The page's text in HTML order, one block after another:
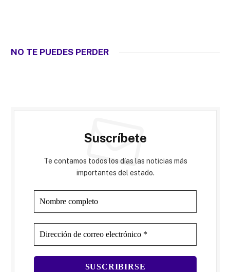
NO TE PUEDES PERDER
Suscríbete
Te contamos todos los días las noticias más
importantes del estado.